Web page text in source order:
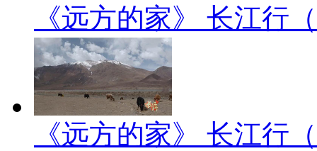
《远方的家》 长江行
《远方的家》 长江行